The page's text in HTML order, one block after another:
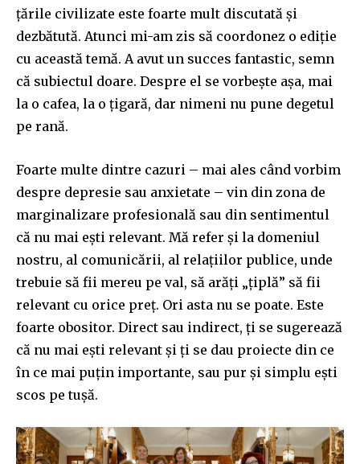
țările civilizate este foarte mult discutată și
dezbătută. Atunci mi-am zis să coordonez o ediție
cu această temă. A avut un succes fantastic, semn
că subiectul doare. Despre el se vorbește așa, mai
la o cafea, la o țigară, dar nimeni nu pune degetul
pe rană.
Foarte multe dintre cazuri – mai ales când vorbim
despre depresie sau anxietate – vin din zona de
marginalizare profesională sau din sentimentul
că nu mai ești relevant. Mă refer și la domeniul
nostru, al comunicării, al relațiilor publice, unde
trebuie să fii mereu pe val, să arăți „țiplă” să fii
relevant cu orice preț. Ori asta nu se poate. Este
foarte obositor. Direct sau indirect, ți se sugerează
că nu mai ești relevant și ți se dau proiecte din ce
în ce mai puțin importante, sau pur și simplu ești
scos pe tușă.